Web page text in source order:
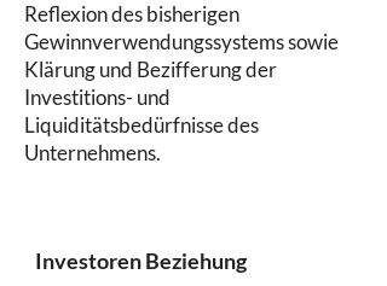
Reflexion des bisherigen
Gewinnverwendungssystems sowie
Klärung und Bezifferung der
Investitions- und
Liquiditätsbedürfnisse des
Unternehmens.
Investoren Beziehung